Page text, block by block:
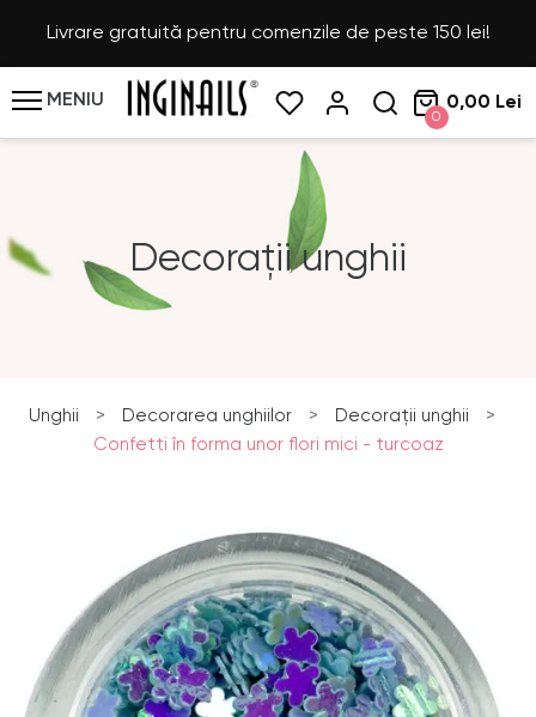
Livrare gratuită pentru comenzile de peste 150 lei!
MENIU
0
0,00 Lei
Decorații unghii
Unghii > Decorarea unghiilor > Decorații unghii
>
Confetti în forma unor flori mici - turcoaz